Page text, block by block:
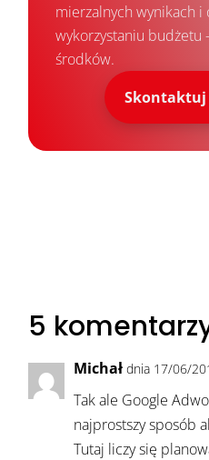
mierzalnych wynikach i
wykorzystaniu budżetu
środków.
Skontaktuj
5
Michał dnia 17/06/
Tak ale Google
najprostszy sposób
Tutaj liczy się